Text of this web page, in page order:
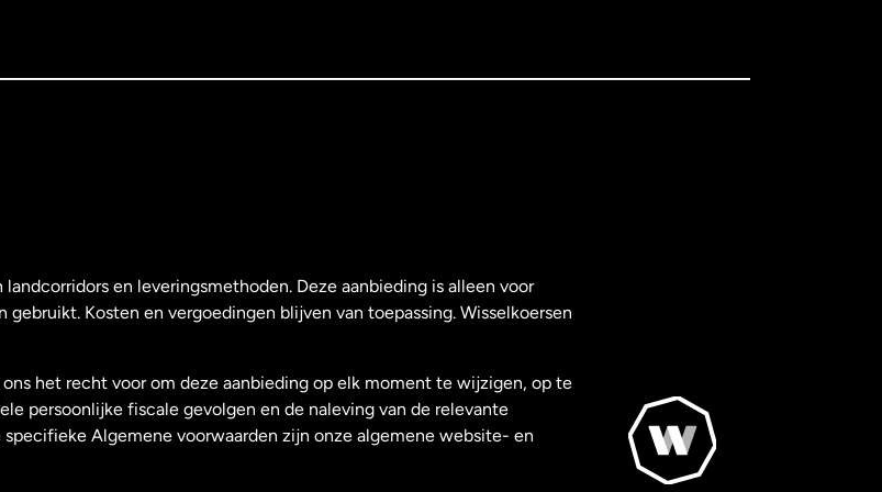
en leveringsmethoden. Deze aanbieding is alleen voor
Kosten en vergoedingen blijven van toepassing. Wisselkoersen
het recht voor om deze aanbieding op elk moment te wijzigen, op te
persoonlijke fiscale gevolgen en de naleving van de relevante
Algemene voorwaarden zijn onze algemene website- en